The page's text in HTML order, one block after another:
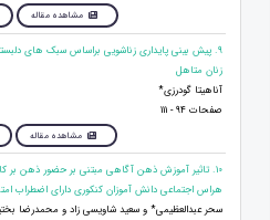
مشاهده مقاله
9. پیش بینی پایداری زناشویی براساس سبک های
زنان متاهل
آناهیتا گودرزی*
صفحات 94 - 111
مشاهده مقاله
10. تاثیر آموزش ذهن آگاهی مبتنی بر حضور ذهن
هراس اجتماعی دانش آموزان کنکوری دارای اضطراب
سحر عبدالعظیمی* و سعید شاویسی زاد و محمدرضا